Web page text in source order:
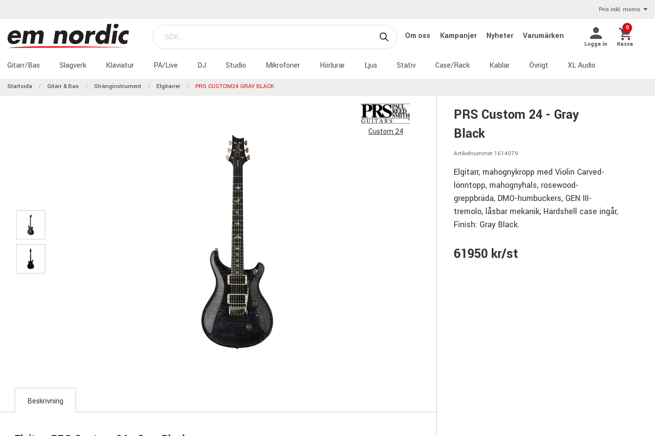
Pris inkl. moms
Om oss Kampanjer Nyheter Varumärken
Logga in
0
Kassa
Gitarr/Bas Slagverk Klaviatur PA/Live DJ Studio Mikrofoner Hörlurar Ljus Stativ Case/Rack Kablar Övrigt XL Audio
Startsida Gitarr & Bas Stränginstrument Elgitarrer PRS CUSTOM24 GRAY BLACK
Custom 24
PRS Custom 24 - Gray
Black
Artikelnummer 1614079
Elgitarr, mahognykropp med Violin Carved-
lönntopp, mahognyhals, rosewood-
greppbräda, DMO-humbuckers, GEN III-
tremolo, låsbar mekanik, Hardshell case ingår,
Finish: Gray Black.
61950 kr/st
Beskrivning